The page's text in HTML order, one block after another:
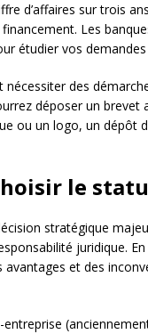
d’affaires sur trois
Les
étudier vos demandes
des
déposer un brevet
ou un logo, un dépôt
le
stratégique
juridique.
et des